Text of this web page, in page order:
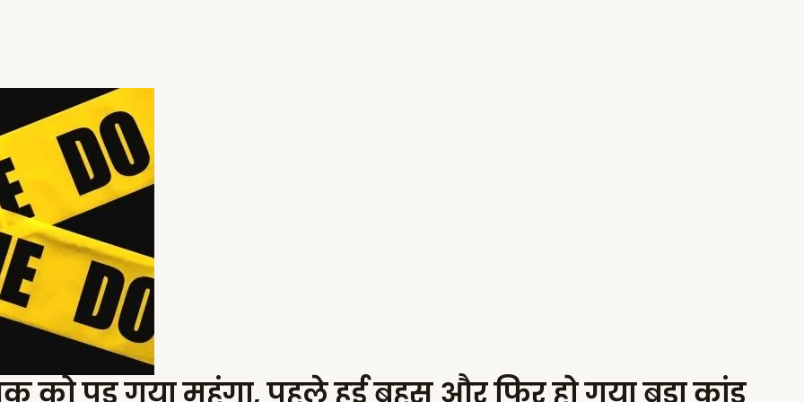
को पड़ गया महंगा, पहले हुई बहस और फिर हो गया बड़ा कांड